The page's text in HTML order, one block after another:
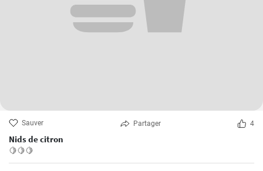
Sauver Partager 4
Nids de citron
🍋🍋🍋